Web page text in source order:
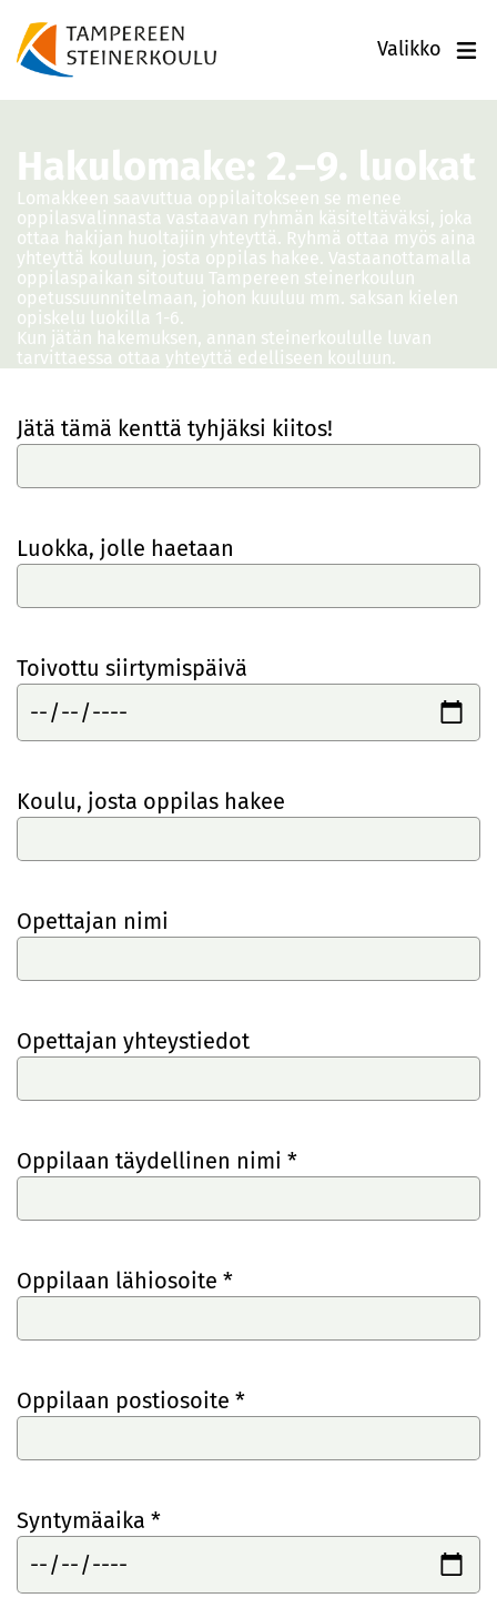
Valikko
Hakulomake: 2.–9. luokat
Lomakkeen saavuttua oppilaitokseen se menee
oppilasvalinnasta vastaavan ryhmän käsiteltäväksi, joka
ottaa hakijan huoltajiin yhteyttä. Ryhmä ottaa myös aina
yhteyttä kouluun, josta oppilas hakee. Vastaanottamalla
oppilaspaikan sitoutuu Tampereen steinerkoulun
opetussuunnitelmaan, johon kuuluu mm. saksan kielen
opiskelu luokilla 1-6.
Kun jätän hakemuksen, annan steinerkoululle luvan
tarvittaessa ottaa yhteyttä edelliseen kouluun.
Jätä tämä kenttä tyhjäksi kiitos!
Luokka, jolle haetaan
Toivottu siirtymispäivä
Koulu, josta oppilas hakee
Opettajan nimi
Opettajan yhteystiedot
Oppilaan täydellinen nimi *
Oppilaan lähiosoite *
Oppilaan postiosoite *
Syntymäaika *